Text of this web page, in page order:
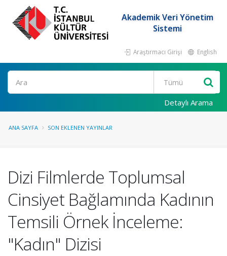
Akademik Veri Yönetim
Sistemi
Araştırmacı Girişi English
Ara
Detaylı Arama
ANA SAYFA SON EKLENEN YAYINLAR
Dizi Filmlerde Toplumsal
Cinsiyet Bağlamında Kadının
Temsili Örnek İnceleme:
"Kadın" Dizisi